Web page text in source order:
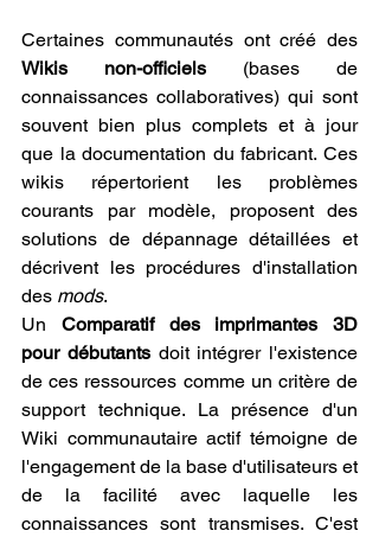
Wikis non-officiels (bases de
connaissances collaboratives) qui sont
souvent bien plus complets et à jour
que la documentation du fabricant. Ces
wikis répertorient les problèmes
courants par modèle, proposent des
solutions de dépannage détaillées et
décrivent les procédures d'installation
des mods.
Un Comparatif des imprimantes 3D
pour débutants doit intégrer l'existence
de ces ressources comme un critère de
support technique. La présence d'un
Wiki communautaire actif témoigne de
l'engagement de la base d'utilisateurs et
de la facilité avec laquelle les
connaissances sont transmises. C'est